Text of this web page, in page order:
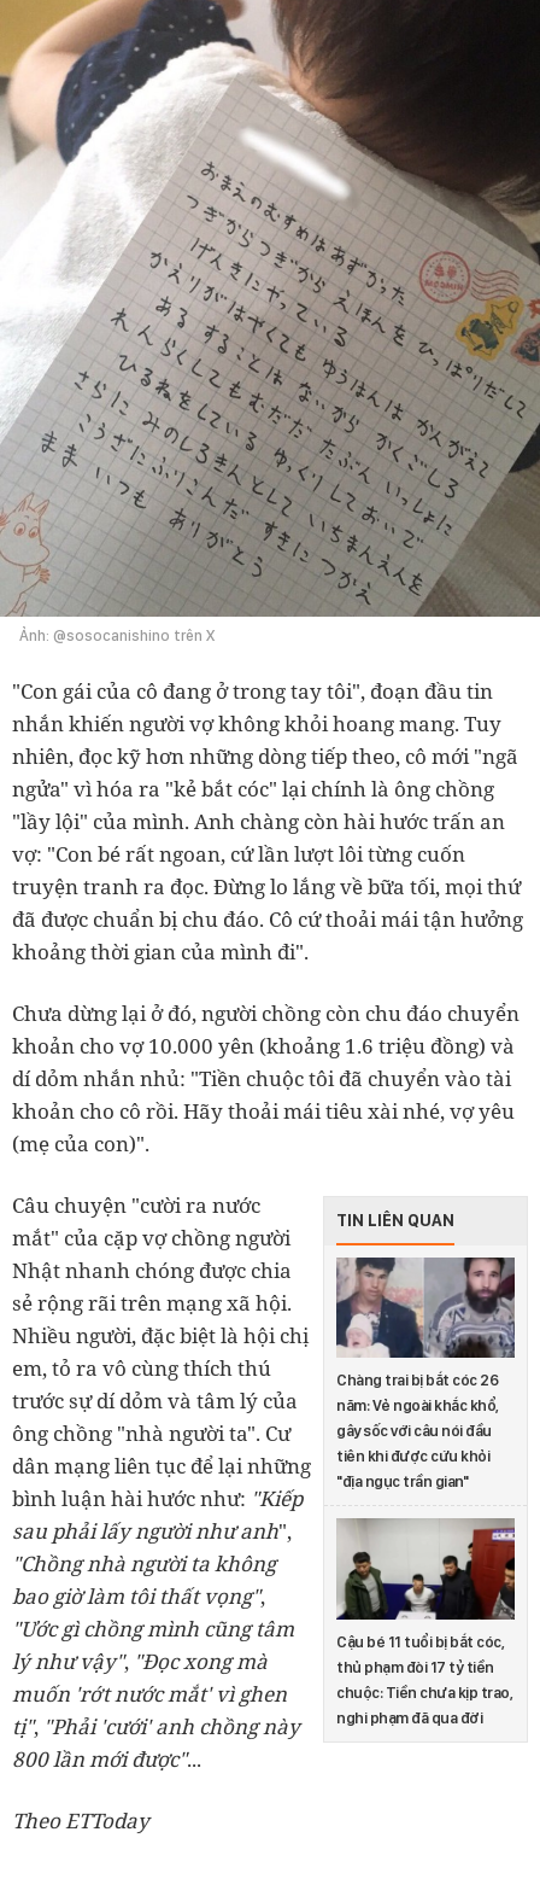
Ảnh: @sosocanishino trên X
"Con gái của cô đang ở trong tay tôi", đoạn đầu tin
nhắn khiến người vợ không khỏi hoang mang. Tuy
nhiên, đọc kỹ hơn những dòng tiếp theo, cô mới "ngã
ngửa" vì hóa ra "kẻ bắt cóc" lại chính là ông chồng
"lầy lội" của mình. Anh chàng còn hài hước trấn an
vợ: "Con bé rất ngoan, cứ lần lượt lôi từng cuốn
truyện tranh ra đọc. Đừng lo lắng về bữa tối, mọi thứ
đã được chuẩn bị chu đáo. Cô cứ thoải mái tận hưởng
khoảng thời gian của mình đi".
Chưa dừng lại ở đó, người chồng còn chu đáo chuyển
khoản cho vợ 10.000 yên (khoảng 1.6 triệu đồng) và
dí dỏm nhắn nhủ: "Tiền chuộc tôi đã chuyển vào tài
khoản cho cô rồi. Hãy thoải mái tiêu xài nhé, vợ yêu
(mẹ của con)".
TIN LIÊN QUAN
Chàng trai bị bắt cóc 26
năm: Vẻ ngoài khắc khổ,
gây sốc với câu nói đầu
tiên khi được cứu khỏi
"địa ngục trần gian"
Cậu bé 11 tuổi bị bắt cóc,
thủ phạm đòi 17 tỷ tiền
chuộc: Tiền chưa kịp trao,
nghi phạm đã qua đời
Câu chuyện "cười ra nước
mắt" của cặp vợ chồng người
Nhật nhanh chóng được chia
sẻ rộng rãi trên mạng xã hội.
Nhiều người, đặc biệt là hội chị
em, tỏ ra vô cùng thích thú
trước sự dí dỏm và tâm lý của
ông chồng "nhà người ta". Cư
dân mạng liên tục để lại những
bình luận hài hước như: "Kiếp
sau phải lấy người như anh",
"Chồng nhà người ta không
bao giờ làm tôi thất vọng",
"Ước gì chồng mình cũng tâm
lý như vậy", "Đọc xong mà
muốn 'rớt nước mắt' vì ghen
tị", "Phải 'cưới' anh chồng này
800 lần mới được"...
Theo ETToday